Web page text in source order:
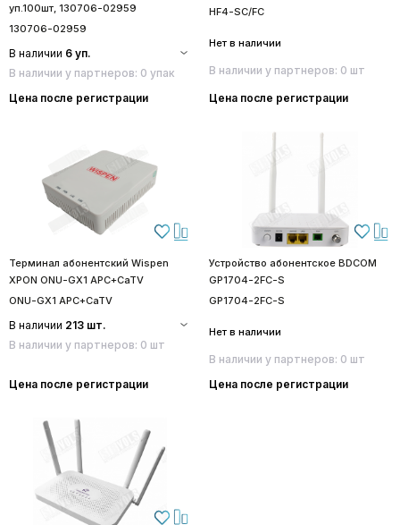
уп.100шт, 130706-02959
130706-02959
В наличии 6 уп.
В наличии у партнеров: 0 упак
Цена после регистрации
HF4-SC/FC
Нет в наличии
В наличии у партнеров: 0 шт
Цена после регистрации
Терминал абонентский Wispen
XPON ONU-GX1 APC+CaTV
ONU-GX1 APC+CaTV
В наличии 213 шт.
В наличии у партнеров: 0 шт
Цена после регистрации
Устройство абонентское BDCOM
GP1704-2FC-S
GP1704-2FC-S
Нет в наличии
В наличии у партнеров: 0 шт
Цена после регистрации